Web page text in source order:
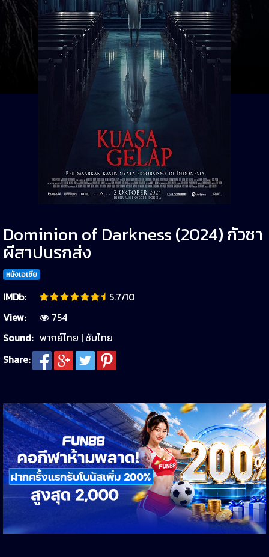
Dominion of Darkness (2024) กัวซา
ผีสาปนรกส่ง
หนังเอเชีย
IMDb:
5.7/10
View:
754
Sound: พากย์ไทย | ซับไทย
Share: